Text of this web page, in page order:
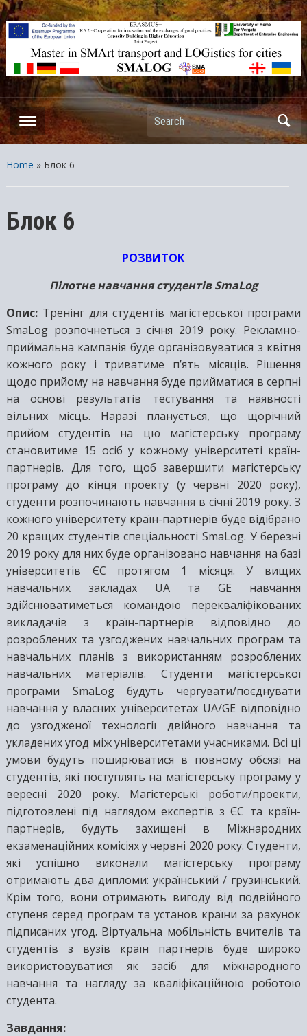
ERASMUS+ – KA2 – Cooperation for innovation and the exchange
of good practices Capacity Building in Higher Education – Joint
Projects
Search
Home » Блок 6
Блок 6
РОЗВИТОК
Пілотне навчання студентів SmaLog
Опис: Тренінг для студентів магістерської програми
SmaLog розпочнеться з січня 2019 року. Рекламно-
приймальна кампанія буде організовуватися з квітня
кожного року і триватиме п’ять місяців. Рішення
щодо прийому на навчання буде прийматися в серпні
на основі результатів тестування та наявності
вільних місць. Наразі планується, що щорічний
прийом студентів на цю магістерську програму
становитиме 15 осіб у кожному університеті країн-
партнерів. Для того, щоб завершити магістерську
програму до кінця проекту (у червні 2020 року),
студенти розпочинають навчання в січні 2019 року. З
кожного університету країн-партнерів буде відібрано
20 кращих студентів спеціальності SmaLog. У березні
2019 року для них буде організовано навчання на базі
університетів ЄС протягом 1 місяця. У вищих
навчальних закладах UA та GE навчання
здійснюватиметься командою перекваліфікованих
викладачів з країн-партнерів відповідно до
розроблених та узгоджених навчальних програм та
навчальних планів з використанням розроблених
навчальних матеріалів. Студенти магістерської
програми SmaLog будуть чергувати/поєднувати
навчання у власних університетах UA/GE відповідно
до узгодженої технології двійного навчання та
укладених угод між університетами учасниками. Всі ці
умови будуть поширюватися в повному обсязі на
студентів, які поступлять на магістерську програму у
вересні 2020 року. Магістерські роботи/проекти,
підготовлені під наглядом експертів з ЄС та країн-
партнерів, будуть захищені в Міжнародних
екзаменаційних комісіях у червні 2020 року. Студенти,
які успішно виконали магістерську програму
отримають два дипломи: український / грузинський.
Крім того, вони отримають вигоду від подвійного
ступеня серед програм та установ країни за рахунок
підписаних угод. Віртуальна мобільність вчителів та
студентів з вузів країн партнерів буде широко
використовуватися як засіб для міжнародного
навчання та нагляду за кваліфікаційною роботою
студента.
Завдання: